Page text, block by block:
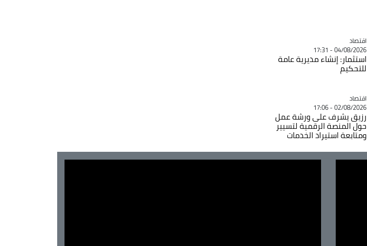
Catégorie
اقتصاد
04/08/2026 - 17:31
استثمار: إنشاء مديرية عامة
للتحكيم
Catégorie
اقتصاد
02/08/2026 - 17:06
رزيق يشرف على ورشة عمل
حول المنصة الرقمية لتسيير
ومتابعة استيراد الخدمات